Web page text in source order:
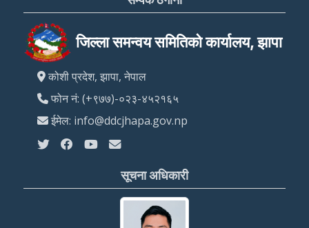
जिल्ला समन्वय समितिको कार्यालय, झापा
कोशी प्रदेश, झापा, नेपाल
फोन नं: (+९७७)-०२३-४५२१६५
ईमेल: info@ddcjhapa.gov.np
सूचना अधिकारी